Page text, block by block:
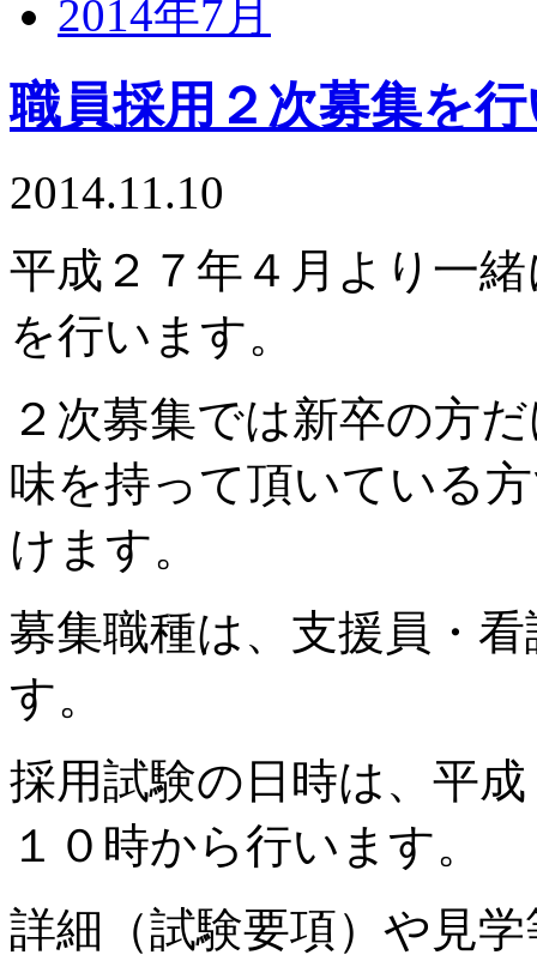
2014年7月
職員採用２次募集を
2014.11.10
平成２７年４月より一
を行います。
２次募集では新卒の方
味を持って頂いている
けます。
募集職種は、支援員・
す。
採用試験の日時は、平
１０時から行います。
詳細（試験要項）や見